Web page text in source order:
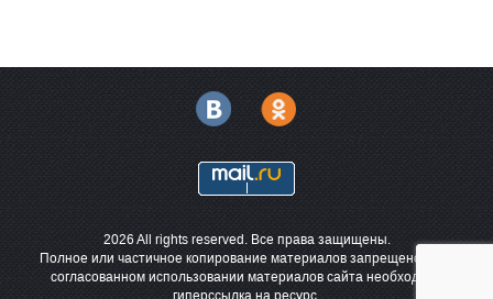
2026 All rights reserved. Все права защищены.
Полное или частичное копирование материалов запрещено. При
согласованном использовании материалов сайта необходима
гиперссылка на ресурс.